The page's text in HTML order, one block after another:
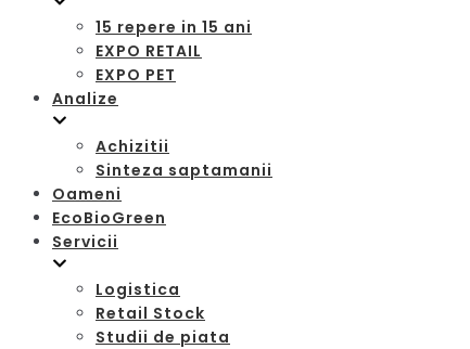
15 repere in 15 ani
EXPO RETAIL
EXPO PET
Analize
Achizitii
Sinteza saptamanii
Oameni
EcoBioGreen
Servicii
Logistica
Retail Stock
Studii de piata